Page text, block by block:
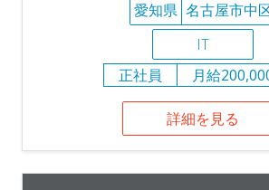
愛知県 名古屋市中
IT
正社員
月給
詳細を見る